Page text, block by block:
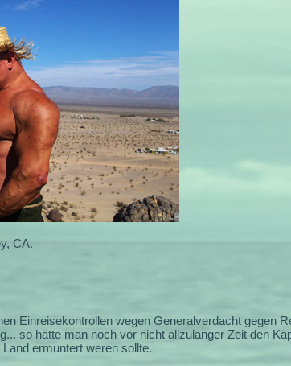
CA.
Einreisekontrollen wegen Generalverdacht gegen
so hätte man noch vor nicht allzulanger Zeit den
ermuntert weren sollte.